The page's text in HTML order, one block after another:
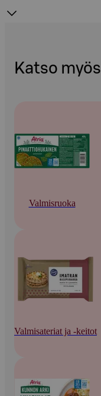
Katso myös
Valmisruoka
Valmisateriat ja -keitot